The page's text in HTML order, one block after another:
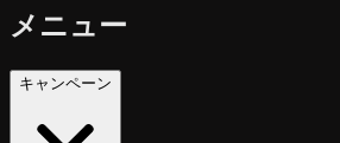
メニュー
キャンペーン